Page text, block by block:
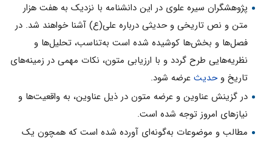
پژوهشگران سیره علوى در این دانشنامه با نزدیک به هفت هزار
متن و نص تاریخى و حدیثى درباره على(ع) آشنا خواهند شد. در
فصل‌ها و بخش‌ها کوشیده شده است به‌تناسب، تحلیل‌ها و
نظریه‌هایى طرح گردد و با ارزیابى متون، نکات مهمى در زمینه‌هاى
تاریخ وحدیثعرضه شود.
در گزینش عناوین و عرضه متون در ذیل عناوین، به واقعیت‌ها و
نیازهاى امروز توجه شده است.
مطالب و موضوعات به‌گونه‌اى آورده شده است که همچون یک